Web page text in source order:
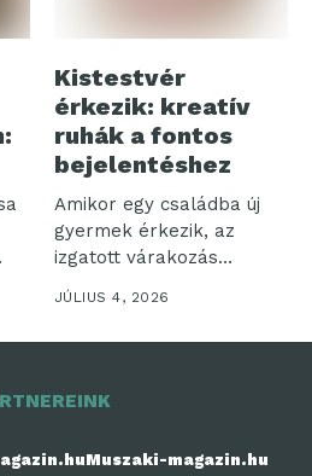
Kistestvér
érkezik: kreatív
ruhák a fontos
bejelentéshez
Amikor egy családba új
gyermek érkezik, az
izgatott várakozás
időszaka veszi kezdetét....
JÚLIUS 4, 2026
Muszaki-magazin.hu